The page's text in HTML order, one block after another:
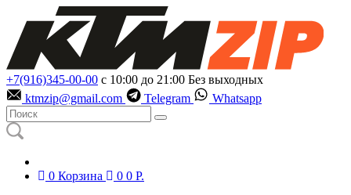
+7(916)345-00-00 с 10:00 до 21:00 Без выходных
ktmzip@gmail.com
Telegram Whatsapp
0 Корзина 0 0 Р.